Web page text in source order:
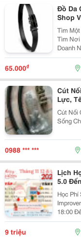
Đồ Da
Shop
Tìm
Tìm Nơi
Doanh
Phẩm,
Khi
65.000₫
Cút
Lực,
Cút Nối
0988 *** ***
Lịch
5.0
Học Phí
Improver Tối 2 4 6 Khai
18:00 Đến 21:00 Học Phí
Basic Tối 3 5 7 Khai
9 triệu